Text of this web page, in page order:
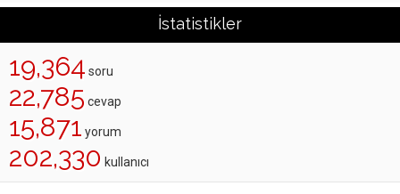
İstatistikler
19,364 soru
22,785 cevap
15,871 yorum
202,330 kullanıcı